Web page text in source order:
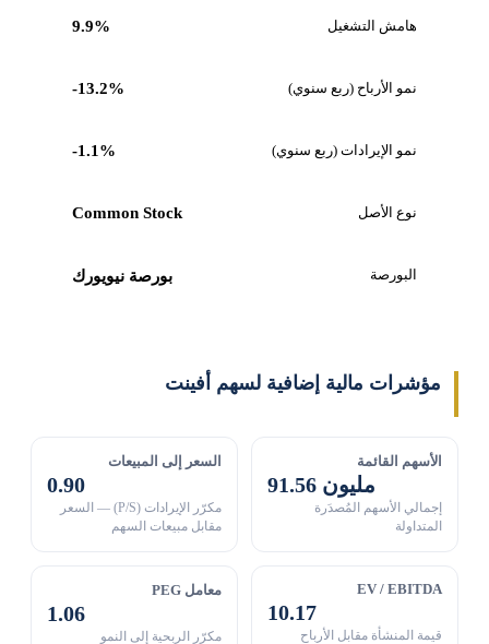
هامش التشغيل 9.9%
نمو الأرباح (ربع سنوي) -13.2%
نمو الإيرادات (ربع سنوي) -1.1%
نوع الأصل Common Stock
البورصة بورصة نيويورك
مؤشرات مالية إضافية لسهم أفينت
الأسهم القائمة
91.56 مليون
إجمالي الأسهم المُصدَرة
المتداولة
السعر إلى المبيعات
0.90
مكرّر الإيرادات (P/S) — السعر
مقابل مبيعات السهم
EV / EBITDA
10.17
قيمة المنشأة مقابل الأرباح
معامل PEG
1.06
مكرّر الربحية إلى النمو